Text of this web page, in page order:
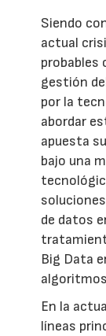
Siendo
actual
probables
gestión
por la
abordar
apuesta
bajo una
de datos
Big Data
En la
líneas